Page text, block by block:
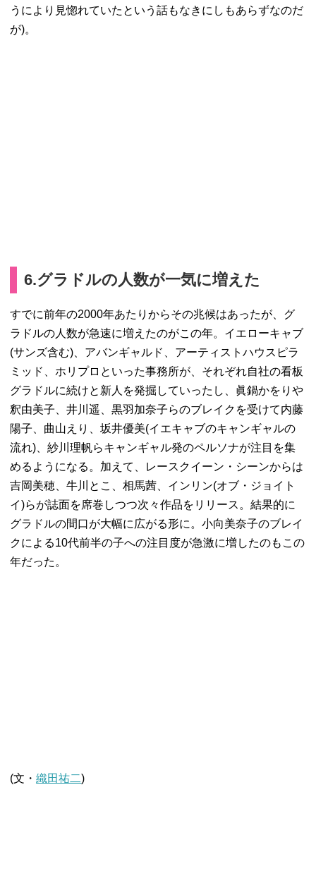
うにより見惚れていたという話もなきにしもあらずなのだ
が)。
6.グラドルの人数が一気に増えた
すでに前年の2000年あたりからその兆候はあったが、グ
ラドルの人数が急速に増えたのがこの年。イエローキャブ
(サンズ含む)、アバンギャルド、アーティストハウスピラ
ミッド、ホリプロといった事務所が、それぞれ自社の看板
グラドルに続けと新人を発掘していったし、眞鍋かをりや
釈由美子、井川遥、黒羽加奈子らのブレイクを受けて内藤
陽子、曲山えり、坂井優美(イエキャブのキャンギャルの
流れ)、紗川理帆らキャンギャル発のペルソナが注目を集
めるようになる。加えて、レースクイーン・シーンからは
吉岡美穂、牛川とこ、相馬茜、インリン(オブ・ジョイト
イ)らが誌面を席巻しつつ次々作品をリリース。結果的に
グラドルの間口が大幅に広がる形に。小向美奈子のブレイ
クによる10代前半の子への注目度が急激に増したのもこの
年だった。
(文・織田祐二)